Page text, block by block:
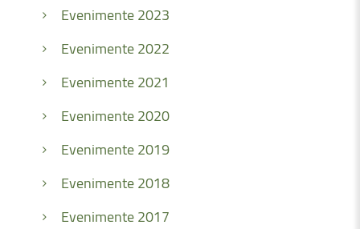
Evenimente 2023
Evenimente 2022
Evenimente 2021
Evenimente 2020
Evenimente 2019
Evenimente 2018
Evenimente 2017